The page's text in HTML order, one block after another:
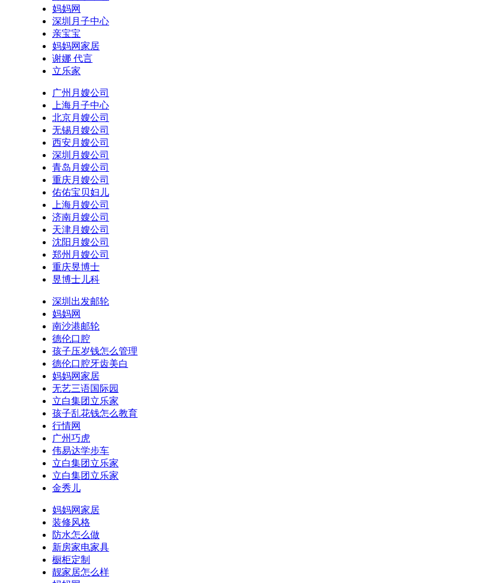
妈妈网
深圳月子中心
亲宝宝
妈妈网家居
谢娜 代言
立乐家
广州月嫂公司
上海月子中心
北京月嫂公司
无锡月嫂公司
西安月嫂公司
深圳月嫂公司
青岛月嫂公司
重庆月嫂公司
佑佑宝贝妇儿
上海月嫂公司
济南月嫂公司
天津月嫂公司
沈阳月嫂公司
郑州月嫂公司
重庆昱博士
昱博士儿科
深圳出发邮轮
妈妈网
南沙港邮轮
德伦口腔
孩子压岁钱怎么管理
德伦口腔牙齿美白
妈妈网家居
无艺三语国际园
立白集团立乐家
孩子乱花钱怎么教育
行情网
广州巧虎
伟易达学步车
立白集团立乐家
立白集团立乐家
金秀儿
妈妈网家居
装修风格
防水怎么做
新房家电家具
橱柜定制
靓家居怎么样